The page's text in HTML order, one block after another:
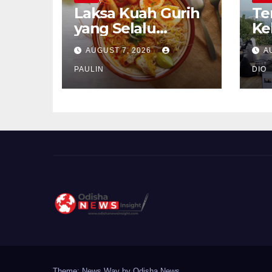
Laksa Kuah Gurih
yang Selalu
Dirindukan
AUGUST 7, 2026
PAULIN DIO